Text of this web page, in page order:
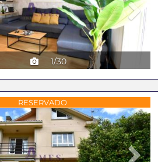
1/30
RESERVADO Next